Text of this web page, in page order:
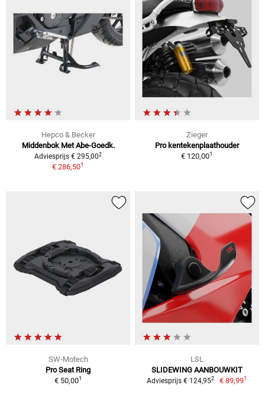
Hepco & Becker
Middenbok Met Abe-Goedk.
Adviesprijs € 295,002
€ 286,501
Zieger
Pro kentekenplaathouder
€ 120,001
SW-Motech
Pro Seat Ring
€ 50,001
LSL
SLIDEWING AANBOUWKIT
Adviesprijs € 124,952 € 89,991